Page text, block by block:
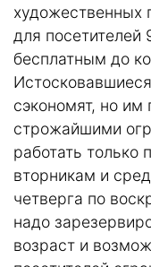
художественных
для
бесплатным до
сэкономят, но им
строжайшими
работать только
вторникам и
четверга по
надо
возраст и